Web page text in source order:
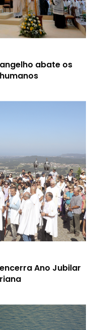
abate os
Ano Jubilar